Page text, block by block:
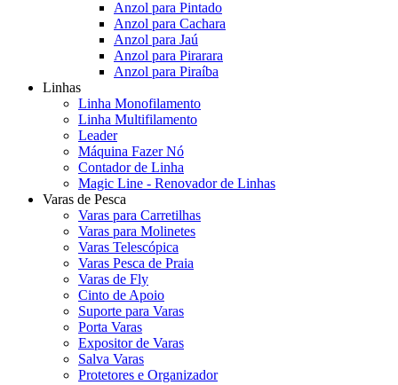
Anzol para Pintado
Anzol para Cachara
Anzol para Jaú
Anzol para Pirarara
Anzol para Piraíba
Linhas
Linha Monofilamento
Linha Multifilamento
Leader
Máquina Fazer Nó
Contador de Linha
Magic Line - Renovador de Linhas
Varas de Pesca
Varas para Carretilhas
Varas para Molinetes
Varas Telescópica
Varas Pesca de Praia
Varas de Fly
Cinto de Apoio
Suporte para Varas
Porta Varas
Expositor de Varas
Salva Varas
Protetores e Organizador